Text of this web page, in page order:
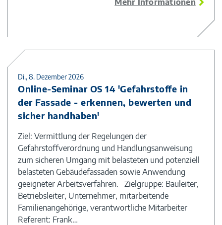
Di., 8. Dezember 2026
Online-Seminar OS 14 'Gefahrstoffe in
der Fassade - erkennen, bewerten und
sicher handhaben'
Ziel: Vermittlung der Regelungen der
Gefahrstoffverordnung und Handlungsanweisung
zum sicheren Umgang mit belasteten und potenziell
belasteten Gebäudefassaden sowie Anwendung
geeigneter Arbeitsverfahren. Zielgruppe: Bauleiter,
Betriebsleiter, Unternehmer, mitarbeitende
Familienangehörige, verantwortliche Mitarbeiter
Referent: Frank…